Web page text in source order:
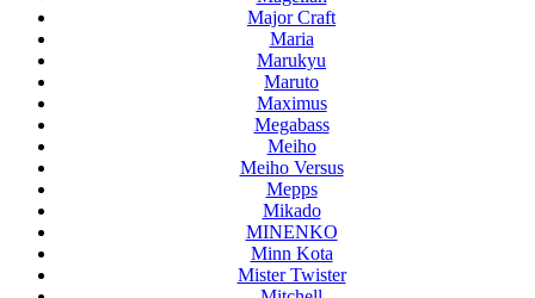
Major Craft
Maria
Marukyu
Maruto
Maximus
Megabass
Meiho
Meiho Versus
Mepps
Mikado
MINENKO
Minn Kota
Mister Twister